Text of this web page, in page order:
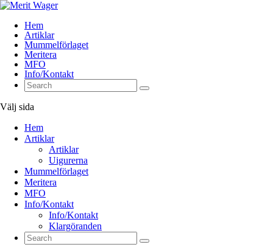
Hem
Artiklar
Mummelförlaget
Meritera
MFO
Info/Kontakt
Välj sida
Hem
Artiklar
Artiklar
Uigurerna
Mummelförlaget
Meritera
MFO
Info/Kontakt
Info/Kontakt
Klargöranden